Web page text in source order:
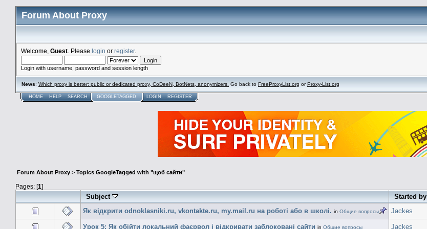
Forum About Proxy
Welcome, Guest . Please login or register.
Login with username, password and session length
News: Which proxy is better: public or dedicated proxy, CoDeeN, BotNets, anonymizers. Go back to FreeProxyList.org orProxy-List.org
HOME HELP SEARCH GOOGLETAGGED LOGIN REGISTER
Forum About Proxy > Topics GoogleTagged with "щоб сайти"
Pages: [1]
Subject Started by
Як відкрити odnoklasniki.ru, vkontakte.ru, my.mail.ru на роботі або в школі. in Общие вопросы Jackes
Урок 5: Як обійти локальний фаєрвол і відкривати заблоковані сайти in Общие вопросы Jackes